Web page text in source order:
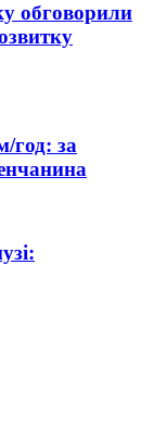
обговорили
год: за